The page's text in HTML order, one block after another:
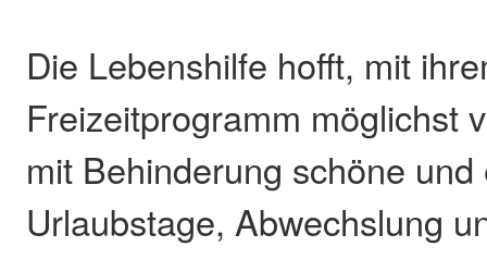
Die Lebenshilfe hofft, mit
Freizeitprogramm möglichst
mit Behinderung schöne
Urlaubstage, Abwechslung